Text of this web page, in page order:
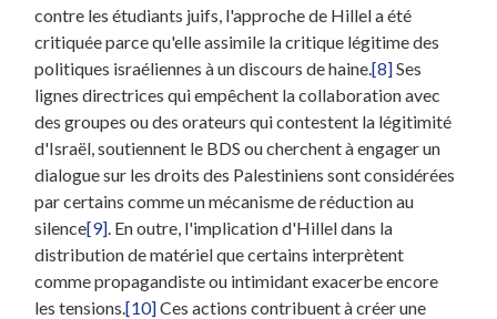
contre les étudiants juifs, l'approche de Hillel a été
critiquée parce qu'elle assimile la critique légitime des
politiques israéliennes à un discours de haine.[8]Ses
lignes directrices qui empêchent la collaboration avec
des groupes ou des orateurs qui contestent la légitimité
d'Israël, soutiennent le BDS ou cherchent à engager un
dialogue sur les droits des Palestiniens sont considérées
par certains comme un mécanisme de réduction au
silence[9] . En outre, l'implication d'Hillel dans la
distribution de matériel que certains interprètent
comme propagandiste ou intimidant exacerbe encore
les tensions.[10]Ces actions contribuent à créer une